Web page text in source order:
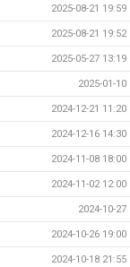
2025-08-21 19:59
2025-08-21 19:52
2025-05-27 13:19
2025-01-10
2024-12-21 11:20
2024-12-16 14:30
2024-11-08 18:00
2024-11-02 12:00
2024-10-27
2024-10-26 19:00
2024-10-18 21:55